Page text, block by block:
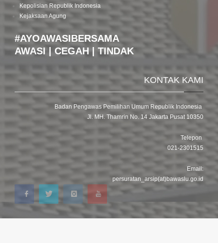
Kepolisian Republik Indonesia
Kejaksaan Agung
#AYOAWASIBERSAMA
AWASI | CEGAH | TINDAK
KONTAK KAMI
Badan Pengawas Pemilihan Umum Republik Indonesia
Jl. MH. Thamrin No. 14 Jakarta Pusat 10350
Telepon
021-2301515
Email:
persuratan_arsip(at)bawaslu.go.id